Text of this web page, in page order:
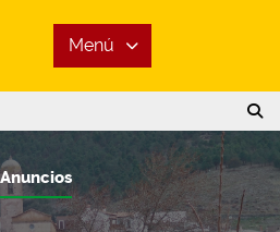
Menú
Anuncios